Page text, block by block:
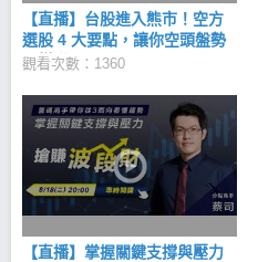
【直播】台股進入熊市！空方
選股 4 大要點，讓你空頭盤勢
照樣賺！
觀看次數：1360
【直播】掌握關鍵支撐與壓力